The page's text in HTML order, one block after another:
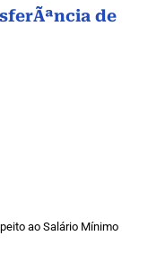
de
ao Salário Mínimo